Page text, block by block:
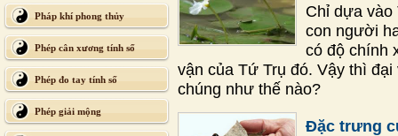
Pháp khí phong thủy
Phép cân xương tính số
Phép đo tay tính số
Phép giải mộng
Chỉ dựa vào
con người
có độ chính
vận của Tứ Trụ đó. Vậy thì
chúng như thế nào?
Đặc trưng